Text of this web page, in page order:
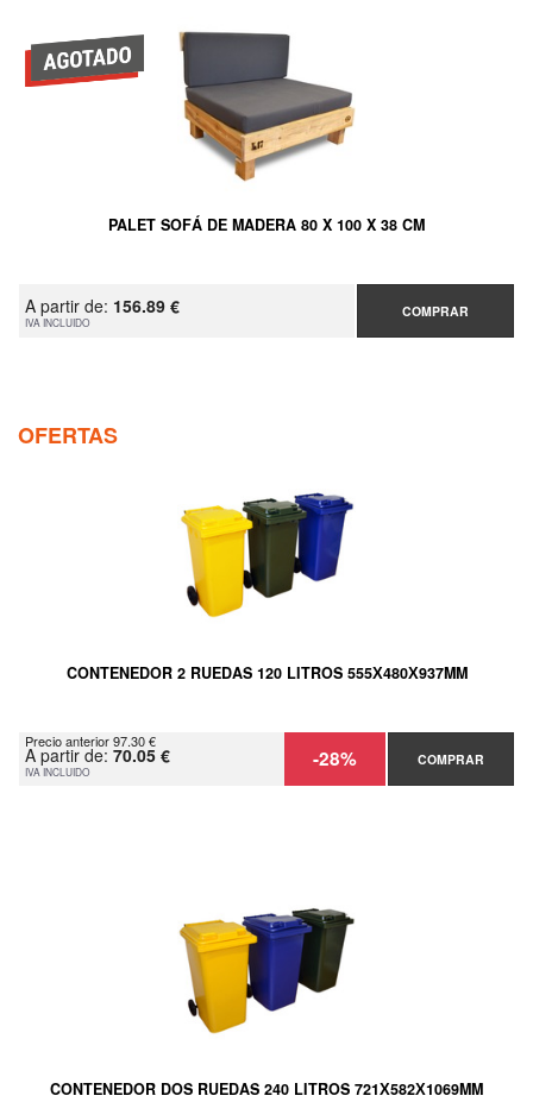
PALET SOFÁ DE MADERA 80 X 100 X 38 CM
A partir de: 156.89 €
IVA INCLUIDO
COMPRAR
OFERTAS
CONTENEDOR 2 RUEDAS 120 LITROS 555Х480Х937MM
Precio anterior 97.30 €
A partir de: 70.05 €
IVA INCLUIDO -28% COMPRAR
CONTENEDOR DOS RUEDAS 240 LITROS 721Х582Х1069MM